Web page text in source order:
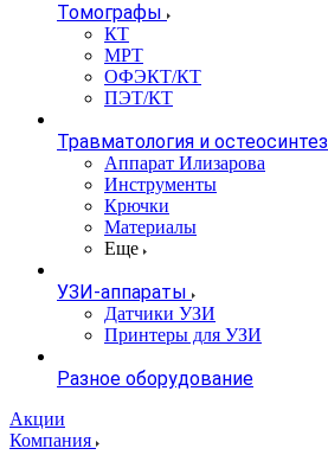
Томографы
КТ
МРТ
ОФЭКТ/КТ
ПЭТ/КТ
Травматология и остеосинтез
Аппарат Илизарова
Инструменты
Крючки
Материалы
Еще
УЗИ-аппараты
Датчики УЗИ
Принтеры для УЗИ
Разное оборудование
Акции
Компания